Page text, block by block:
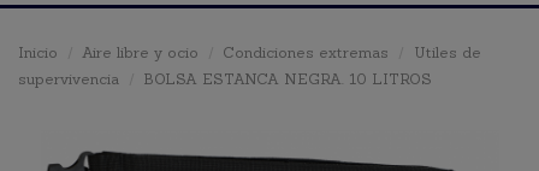
Inicio Aire libre y ocio Condiciones extremas
Utiles de
supervivencia
BOLSA ESTANCA NEGRA. 10 LITROS